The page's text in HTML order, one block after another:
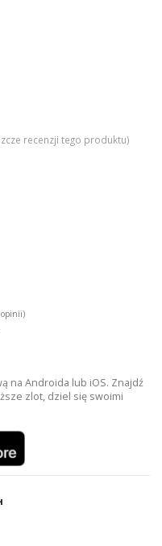
recenzji tego produktu)
opinii)
na Androida lub iOS. Znajdź
zlot, dziel się swoimi